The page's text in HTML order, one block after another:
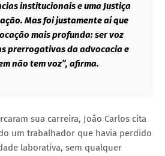
institucionais e uma Justiça
Mas foi justamente aí que
mais profunda: ser voz
prerrogativas da advocacia e
não tem voz”, afirma.
sua carreira, João Carlos cita
um trabalhador que havia perdido
laborativa, sem qualquer